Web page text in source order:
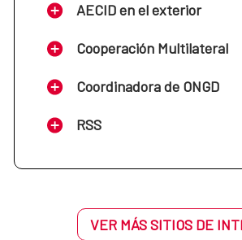
AECID en el exterior
Cooperación Multilateral
Coordinadora de ONGD
RSS
VER MÁS SITIOS DE